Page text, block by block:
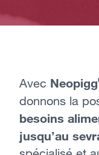
Avec Neopigg
donnons la
besoins
jusqu’au